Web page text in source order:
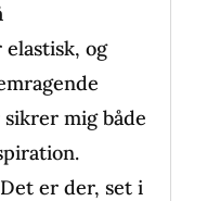
og
mig både
er der, set i